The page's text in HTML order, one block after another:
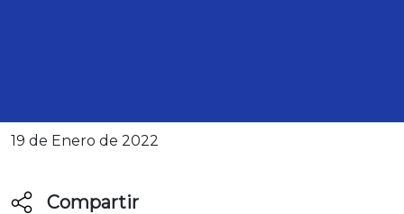
19 de Enero de 2022
Compartir